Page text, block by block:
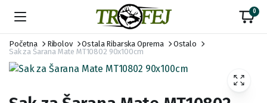
0
Početna Ribolov Ostala Ribarska Oprema
Ostalo
Sak za Šarana Mate MT10802 90x100cm